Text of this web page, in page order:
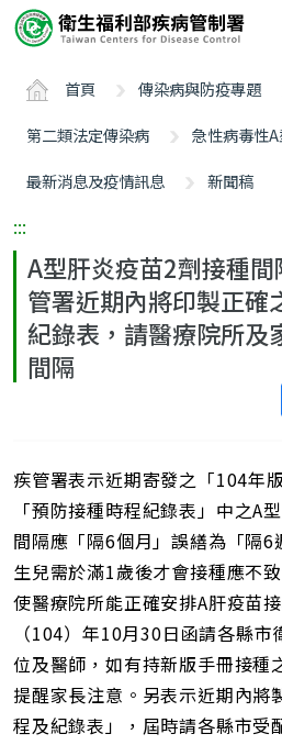
要
ALT+C
首頁 傳染病與防疫專題
第二類法定傳染病
急性病毒性
最新消息及疫情訊息
新聞稿
:::
A型肝炎疫苗2劑接種
管署近期內將印製正確
紀錄表，請醫療院所及
間隔
疾管署表示近期寄發之「104年
「預防接種時程紀錄表」中之A
間隔應「隔6個月」誤繕為「隔
生兒需於滿1歲後才會接種應不
使醫療院所能正確安排A肝疫苗
（104）年10月30日函請各縣
位及醫師，如有持新版手冊接種
提醒家長注意。另表示近期內將
程及紀錄表」，屆時請各縣市受